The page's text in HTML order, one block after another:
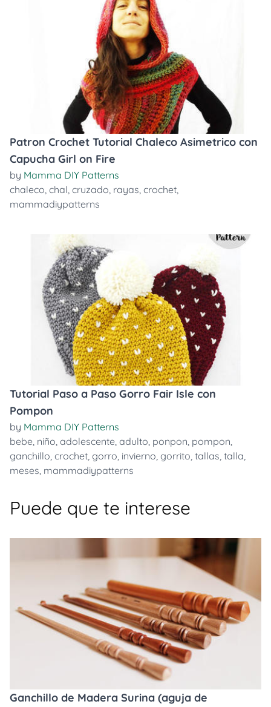
Patron Crochet Tutorial Chaleco Asimetrico con
Capucha Girl on Fire
by Mamma DIY Patterns
chaleco, chal, cruzado, rayas, crochet,
mammadiypatterns
Tutorial Paso a Paso Gorro Fair Isle con
Pompon
by Mamma DIY Patterns
bebe, niño, adolescente, adulto, ponpon, pompon,
ganchillo, crochet, gorro, invierno, gorrito, tallas, talla,
meses, mammadiypatterns
Puede que te interese
Ganchillo de Madera Surina (aguja de